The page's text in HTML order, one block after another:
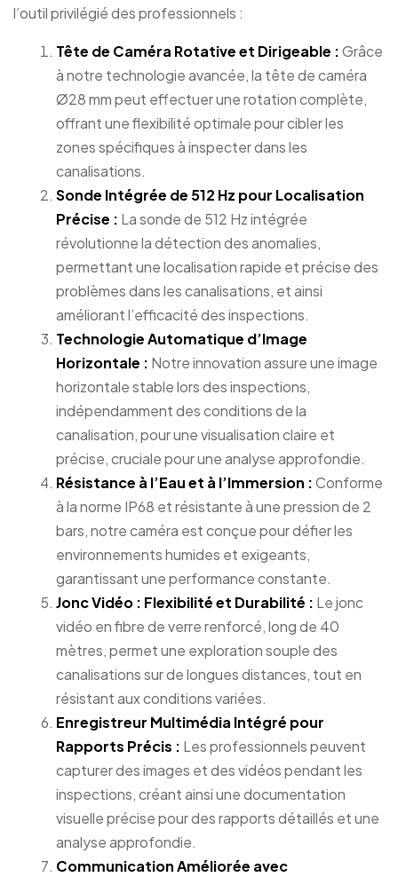
l’outil privilégié des professionnels :
Tête de Caméra Rotative et Dirigeable :Grâce
à notre technologie avancée, la tête de caméra
Ø28 mm peut effectuer une rotation complète,
offrant une flexibilité optimale pour cibler les
zones spécifiques à inspecter dans les
canalisations.
Sonde Intégrée de 512 Hz pour Localisation
Précise : La sonde de 512 Hz intégrée
révolutionne la détection des anomalies,
permettant une localisation rapide et précise des
problèmes dans les canalisations, et ainsi
améliorant l’efficacité des inspections.
Technologie Automatique d’Image
Horizontale : Notre innovation assure une image
horizontale stable lors des inspections,
indépendamment des conditions de la
canalisation, pour une visualisation claire et
précise, cruciale pour une analyse approfondie.
Résistance à l’Eau et à l’Immersion :Conforme
à la norme IP68 et résistante à une pression de 2
bars, notre caméra est conçue pour défier les
environnements humides et exigeants,
garantissant une performance constante.
Jonc Vidéo : Flexibilité et Durabilité : Le jonc
vidéo en fibre de verre renforcé, long de 40
mètres, permet une exploration souple des
canalisations sur de longues distances, tout en
résistant aux conditions variées.
Enregistreur Multimédia Intégré pour
Rapports Précis : Les professionnels peuvent
capturer des images et des vidéos pendant les
inspections, créant ainsi une documentation
visuelle précise pour des rapports détaillés et une
analyse approfondie.
Communication Améliorée avec